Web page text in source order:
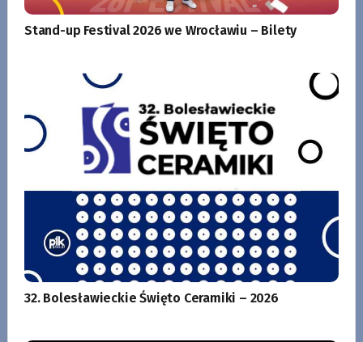
Stand-up Festival 2026 we Wrocławiu – Bilety
32. Bolesławieckie Święto Ceramiki – 2026